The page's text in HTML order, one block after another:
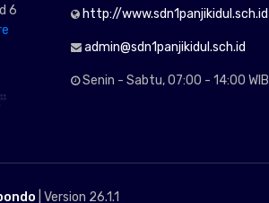
6
http://www.sdn1panjikidul.sch.id
admin@sdn1panjikidul.sch.id
Senin - Sabtu, 07:00 - 14:00 WIB
| Version 26.1.1